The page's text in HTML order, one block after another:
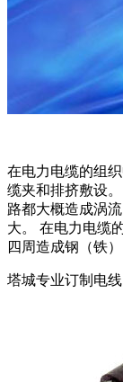
在电力电缆的组
缆夹和排挤敷设
路都大概造成涡
大。 在电力电缆
四周造成钢（铁
塔城专业订制电